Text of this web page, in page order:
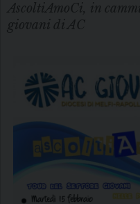
AscoltiAmoCi, in
giovani di AC